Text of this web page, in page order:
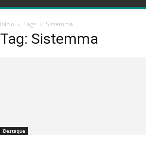
Início Tags Sistemma
Tag: Sistemma
Destaque